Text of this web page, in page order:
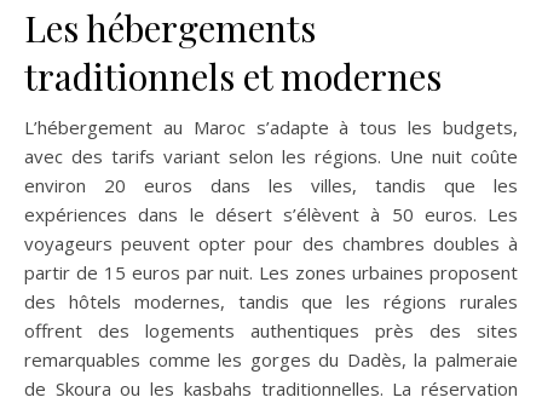
Les hébergements
traditionnels et modernes
L’hébergement au Maroc s’adapte à tous les budgets,
avec des tarifs variant selon les régions. Une nuit coûte
environ 20 euros dans les villes, tandis que les
expériences dans le désert s’élèvent à 50 euros. Les
voyageurs peuvent opter pour des chambres doubles à
partir de 15 euros par nuit. Les zones urbaines proposent
des hôtels modernes, tandis que les régions rurales
offrent des logements authentiques près des sites
remarquables comme les gorges du Dadès, la palmeraie
de Skoura ou les kasbahs traditionnelles. La réservation